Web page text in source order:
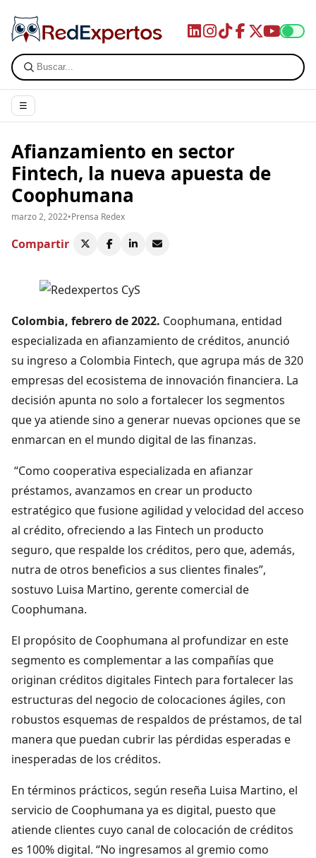
☰
Afianzamiento en sector
Fintech, la nueva apuesta de
Coophumana
marzo 2, 2022•Prensa Redex
Compartir
Colombia, febrero de 2022. Coophumana, entidad
especializada en afianzamiento de créditos, anunció
su ingreso a Colombia Fintech, que agrupa más de 320
empresas del ecosistema de innovación financiera. La
decisión apunta no solo a fortalecer los segmentos
que ya atiende sino a generar nuevas opciones que se
enmarcan en el mundo digital de las finanzas.
“Como cooperativa especializada en afianzar
préstamos, avanzamos en crear un producto
estratégico que fusione agilidad y velocidad del acceso
al crédito, ofreciendo a las Fintech un producto
seguro, que respalde los créditos, pero que, además,
nutra de otros beneficios a sus clientes finales”,
sostuvo Luisa Martino, gerente comercial de
Coophumana.
El propósito de Coophumana al profundizar en este
segmento es complementar a las compañías que
originan créditos digitales Fintech para fortalecer las
estructuras del negocio de colocaciones ágiles, con
robustos esquemas de respaldos de préstamos, de tal
manera que puedan cubrir las pérdidas esperadas e
inesperadas de los créditos.
En términos prácticos, según reseña Luisa Martino, el
servicio de Coophumana ya es digital, puesto que
atiende clientes cuyo canal de colocación de créditos
es 100% digital. “No ingresamos al gremio como